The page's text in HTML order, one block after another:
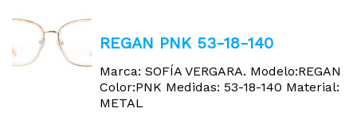
REGAN PNK 53-18-140
Marca: SOFÍA VERGARA. Modelo:REGAN
Color:PNK Medidas: 53-18-140 Material:
METAL